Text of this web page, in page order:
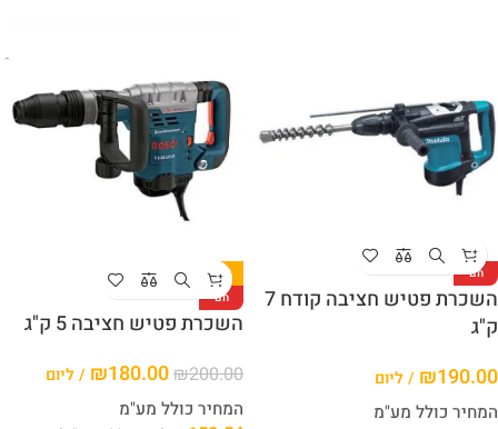
חם
השכרת פטיש חציבה קודח 7
ק"ג
₪190.00 / ליום
המחיר כולל מע"מ
-10%
חם
השכרת פטיש חציבה 5 ק"ג
₪200.00
₪180.00 / ליום
המחיר כולל מע"מ